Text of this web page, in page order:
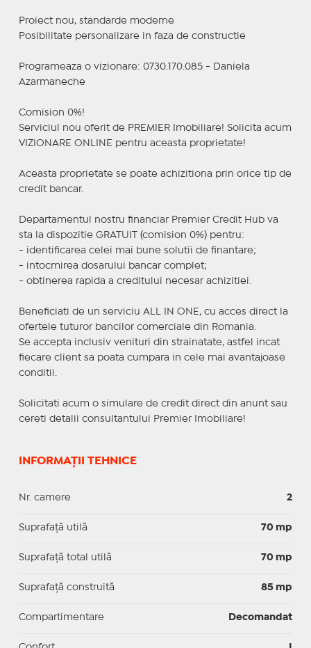
Proiect nou, standarde moderne
Posibilitate personalizare in faza de constructie
Programeaza o vizionare: 0730.170.085 - Daniela
Azarmaneche
Comision 0%!
Serviciul nou oferit de PREMIER Imobiliare! Solicita acum
VIZIONARE ONLINE pentru aceasta proprietate!
Aceasta proprietate se poate achizitiona prin orice tip de
credit bancar.
Departamentul nostru financiar Premier Credit Hub va
sta la dispozitie GRATUIT (comision 0%) pentru:
- identificarea celei mai bune solutii de finantare;
- intocmirea dosarului bancar complet;
- obtinerea rapida a creditului necesar achizitiei.
Beneficiati de un serviciu ALL IN ONE, cu acces direct la
ofertele tuturor bancilor comerciale din Romania.
Se accepta inclusiv venituri din strainatate, astfel incat
fiecare client sa poata cumpara in cele mai avantajoase
conditii.
Solicitati acum o simulare de credit direct din anunt sau
cereti detalii consultantului Premier Imobiliare!
INFORMAȚII TEHNICE
Nr. camere 2
Suprafaţă utilă 70 mp
Suprafaţă total utilă 70 mp
Suprafaţă construită 85 mp
Compartimentare Decomandat